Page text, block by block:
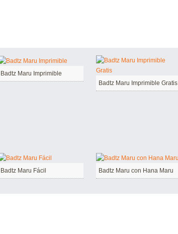
Badtz Maru Imprimible
Badtz Maru Imprimible Gratis
Badtz Maru Fácil Badtz Maru con Hana Maru